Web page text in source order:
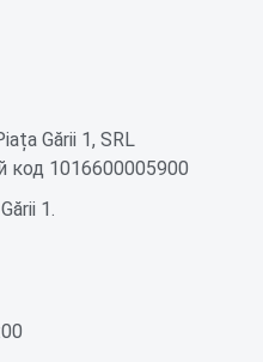
Gării 1, SRL
код 1016600005900
1.